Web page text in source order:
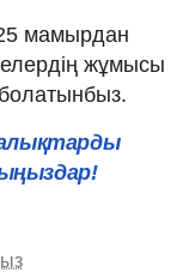
мамырдан
жұмысы
болатынбыз.